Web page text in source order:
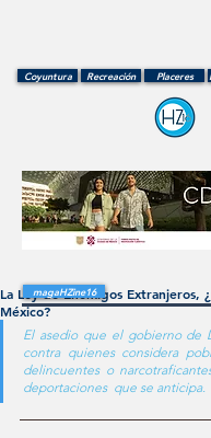
Coyuntura Recreación Placeres
La Ley de Enemigos Extranjeros,
México?
El asedio que el gobierno de
contra quienes considera
delincuentes o
deportaciones  que se anticipa.
magaHZine16